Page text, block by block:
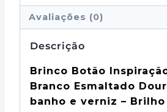
Avaliações (0)
Descrição
Brinco Botão
Branco Esmaltado
banho e verniz – Brilho